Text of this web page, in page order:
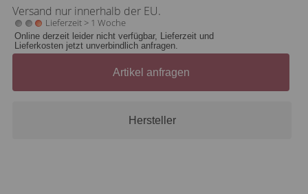
Versand nur innerhalb der EU.
Lieferzeit > 1 Woche
Online derzeit leider nicht verfügbar, Lieferzeit und
Lieferkosten jetzt unverbindlich anfragen.
Artikel anfragen
Hersteller